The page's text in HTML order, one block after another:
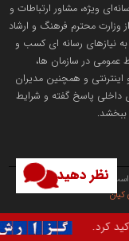
نظر دهید
ویژه، مشاور ارتباطات و
رسانه و دارنده مجوز رسانه رسمی با شماره ثبت 86752 از وزارت محترم فرهنگ و ارشاد
نیازهای رسانه ای کسب و
عمومی در سازمان ها،
و همچنین مدیران
داخلی پاسخ گفته و شرایط
ببخشد.
کیان
در دنیای